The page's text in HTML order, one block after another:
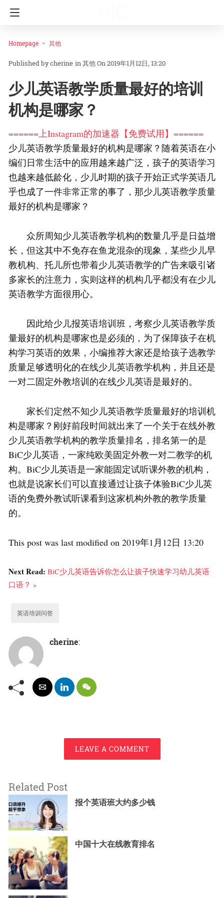
Homepage 其他
cherine in其他On 2019年1月12日, 13:20
少儿英语教学质量最好的培训
机构是哪家？
======上Instagram的加速器【免费试用】======
少儿英语教学质量最好的机构是哪家？随着英语在小
编们日常生活中的应用越来越广泛，孩子的英语学习
也越来越低龄化，少儿时期的孩子开始正式学英语几
乎也成了一件非常正常的事了，那少儿英语教学质量
最好的机构是哪家？
众所周知少儿英语教学机构的数量几乎是日益增
长，但这其中不免存在鱼龙混杂的现象，某些少儿早
教机构、托儿所也带着少儿英语教学的广告来吸引诸
多家长的注意力，实则这样的机构几乎都没有在少儿
英语教学方面很用心。
因此给少儿报英语培训班，考察少儿英语教学质
量最好的机构是哪家也是必须的，为了保障孩子在机
构学习英语的效果，小编推荐大家还是给孩子选教学
质量足够透明化的在线少儿英语教学机构，并且还是
一对二固定外教培训的在线少儿英语是最好的。
家长们定然不知少儿英语教学质量最好的培训机
构是哪家？刚好前段时间就出来了一个关于在线外教
少儿英语教学机构的教学质量排名，排名第一的是
BiC少儿英语，一家纯欧美固定外教一对二教学的机
构。BiC少儿英语是一家能固定试听课外教的机构，
也就是说家长们可以直接通过让孩子体验BiC少儿英
语的免费外教试听课看到这家机构外教的教学质量
的。
This post was last modified on 2019年1月12日 13:20
Next Read: BiC少儿英语告诉你怎么让孩子快速学习幼儿英语
口语？ »
英语培训问答
cherine:
LEAVE A COMMENT
Related Post
报个英语班大约多少钱
中国十大在线教育排名